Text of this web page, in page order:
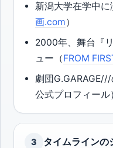
新潟大学在学中
画.com）
2000年、舞台『
ュー（FROM
劇団
公式プロフィール
3 タイムラインの